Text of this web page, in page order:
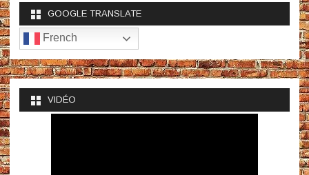
GOOGLE TRANSLATE
French
VIDÉO